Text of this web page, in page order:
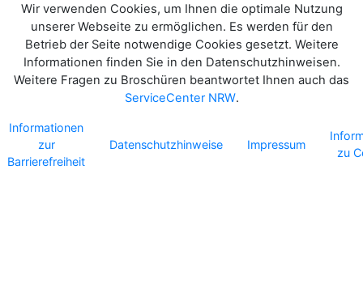
Wir verwenden Cookies, um Ihnen die optimale Nutzung
unserer Webseite zu ermöglichen. Es werden für den
Betrieb der Seite notwendige Cookies gesetzt. Weitere
Informationen finden Sie in den Datenschutzhinweisen.
Weitere Fragen zu Broschüren beantwortet Ihnen auch das
ServiceCenter NRW.
Informationen
zur
Barrierefreiheit
Datenschutzhinweise Impressum
zu